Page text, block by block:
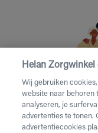
Helan
Wij gebruiken
website naar behoren
analyseren, je
advertenties te tonen.
advertentiecookies